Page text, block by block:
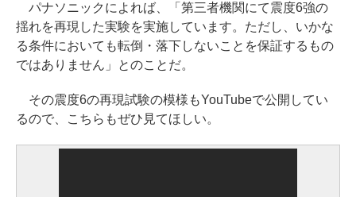
パナソニックによれば、「第三者機関にて震度6強の
揺れを再現した実験を実施しています。ただし、いかな
る条件においても転倒・落下しないことを保証するもの
ではありません」とのことだ。
その震度6の再現試験の模様もYouTubeで公開してい
るので、こちらもぜひ見てほしい。